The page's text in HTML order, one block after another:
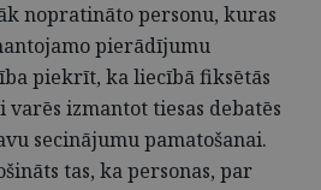
nopratināto personu, kuras
pierādījumu
piekrīt, ka liecībā fiksētās
izmantot tiesas debatēs
secinājumu pamatošanai.
tas, ka personas, par